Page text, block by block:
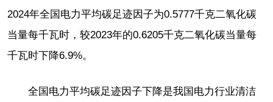
2024年全国电力平均碳足迹因子为0.5777千克二氧化碳
当量每千瓦时，较2023年的0.6205千克二氧化碳当量每
千瓦时下降6.9%。
全国电力平均碳足迹因子下降是我国电力行业清洁